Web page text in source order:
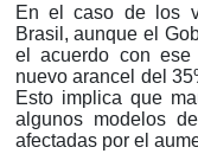
En el caso de los
Brasil, aunque el
el acuerdo con ese
nuevo arancel del
Esto implica que
algunos modelos
afectadas por el